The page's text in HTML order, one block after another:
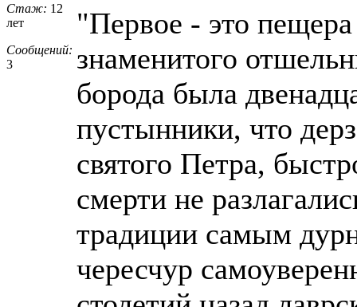
Стаж: 12
лет
Сообщений:
3
"Первое - это
знаменитого
борода была
пустынники, что
святого Петра,
смерти не
традиции самым
чересчур